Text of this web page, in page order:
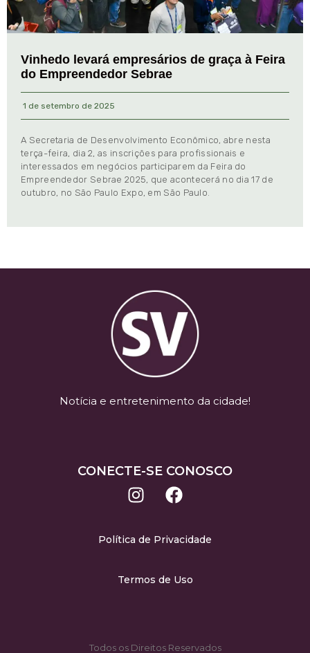
Vinhedo levará empresários de graça à Feira
do Empreendedor Sebrae
1 de setembro de 2025
A Secretaria de Desenvolvimento Econômico, abre nesta
terça-feira, dia 2, as inscrições para profissionais e
interessados em negócios participarem da Feira do
Empreendedor Sebrae 2025, que acontecerá no dia 17 de
outubro, no São Paulo Expo, em São Paulo.
Notícia e entretenimento da cidade!
CONECTE-SE CONOSCO
Política de Privacidade
Termos de Uso
Todos os Direitos Reservados